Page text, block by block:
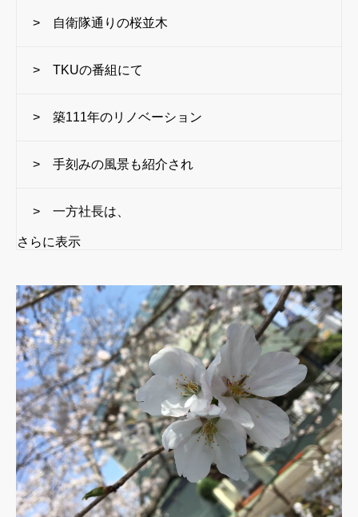
> 自衛隊通りの桜並木
> TKUの番組にて
> 築111年のリノベーション
> 手刻みの風景も紹介され
> 一方社長は、
さらに表示